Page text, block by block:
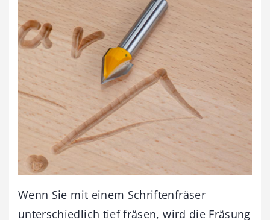
Wenn Sie mit einem Schriftenfräser
unterschiedlich tief fräsen, wird die Fräsung